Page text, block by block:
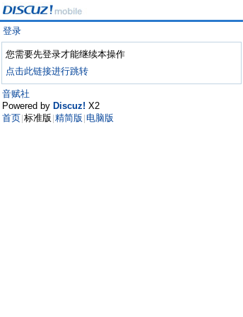
登录
您需要先登录才能继续本操作
点击此链接进行跳转
音赋社
Powered by Discuz! X2
首页 标准版 精简版 电脑版